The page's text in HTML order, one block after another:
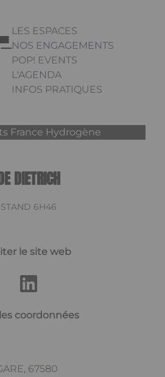
LES ESPACES
NOS ENGAGEMENTS
POP! EVENTS
L'AGENDA
INFOS PRATIQUES
Linkedin
France Hydrogène
DIETRICH
STAND 6H46
le site web
coordonnées
67580
cookies